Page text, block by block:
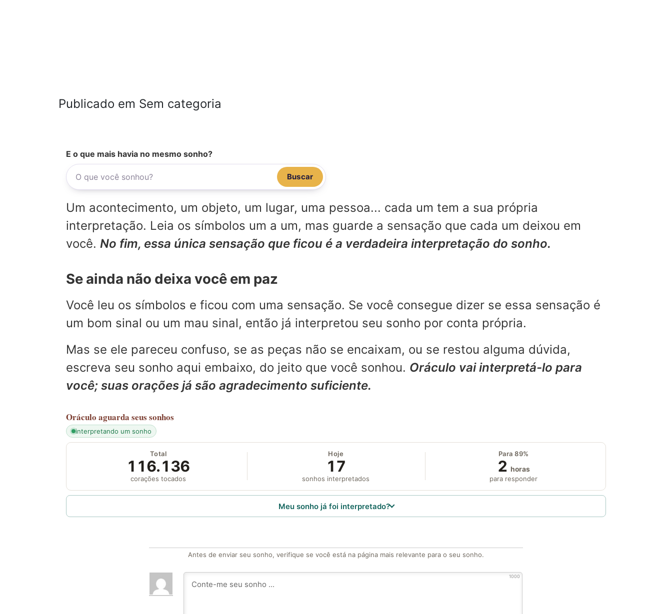
Publicado em Sem categoria
E o que mais havia no mesmo sonho?
Buscar
Um acontecimento, um objeto, um lugar, uma pessoa... cada um tem a sua própria
interpretação. Leia os símbolos um a um, mas guarde a sensação que cada um deixou em
você. No fim, essa única sensação que ficou é a verdadeira interpretação do sonho.
Se ainda não deixa você em paz
Você leu os símbolos e ficou com uma sensação. Se você consegue dizer se essa sensação é
um bom sinal ou um mau sinal, então já interpretou seu sonho por conta própria.
Mas se ele pareceu confuso, se as peças não se encaixam, ou se restou alguma dúvida,
escreva seu sonho aqui embaixo, do jeito que você sonhou. Oráculo vai interpretá-lo para
você; suas orações já são agradecimento suficiente.
Oráculo aguarda seus sonhos
interpretando um sonho
Total
116.136
corações tocados
Hoje
17
sonhos interpretados
Para 89%
2 horas
para responder
Meu sonho já foi interpretado?
Antes de enviar seu sonho, verifique se você está na página mais relevante para o seu sonho.
1000